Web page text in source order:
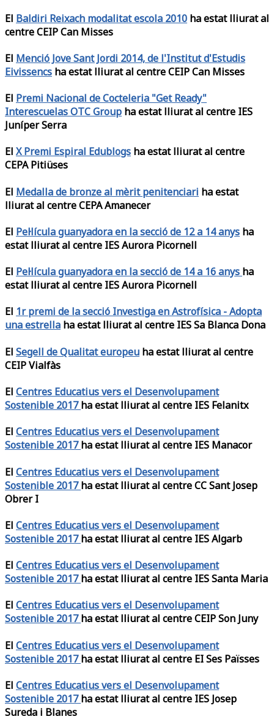
El Baldiri Reixach modalitat escola 2010 ha estat lliurat al
centre CEIP Can Misses
El Menció Jove Sant Jordi 2014, de l'Institut d'Estudis
Eivissencs ha estat lliurat al centre CEIP Can Misses
El Premi Nacional de Cocteleria "Get Ready"
Interescuelas OTC Group ha estat lliurat al centre IES
Juníper Serra
El X Premi Espiral Edublogs ha estat lliurat al centre
CEPA Pitiüses
El Medalla de bronze al mèrit penitenciari ha estat
lliurat al centre CEPA Amanecer
El Pel·lícula guanyadora en la secció de 12 a 14 anys ha
estat lliurat al centre IES Aurora Picornell
El Pel·lícula guanyadora en la secció de 14 a 16 anys ha
estat lliurat al centre IES Aurora Picornell
El 1r premi de la secció Investiga en Astrofísica - Adopta
una estrella ha estat lliurat al centre IES Sa Blanca Dona
El Segell de Qualitat europeu ha estat lliurat al centre
CEIP Vialfàs
El Centres Educatius vers el Desenvolupament
Sostenible 2017ha estat lliurat al centre IES Felanitx
El Centres Educatius vers el Desenvolupament
Sostenible 2017ha estat lliurat al centre IES Manacor
El Centres Educatius vers el Desenvolupament
Sostenible 2017ha estat lliurat al centre CC Sant Josep
Obrer I
El Centres Educatius vers el Desenvolupament
Sostenible 2017ha estat lliurat al centre IES Algarb
El Centres Educatius vers el Desenvolupament
Sostenible 2017ha estat lliurat al centre IES Santa Maria
El Centres Educatius vers el Desenvolupament
Sostenible 2017ha estat lliurat al centre CEIP Son Juny
El Centres Educatius vers el Desenvolupament
Sostenible 2017ha estat lliurat al centre EI Ses Païsses
El Centres Educatius vers el Desenvolupament
Sostenible 2017ha estat lliurat al centre IES Josep
Sureda i Blanes